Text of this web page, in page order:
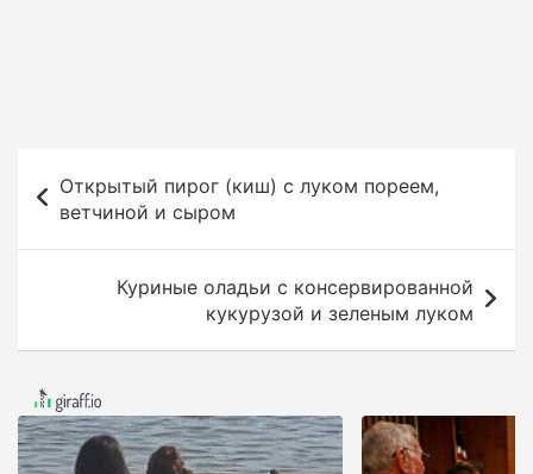
в
а
ц
и
Открытый пирог (киш) с луком пореем,
ветчиной и сыром
Куриные оладьи с консервированной
кукурузой и зеленым луком